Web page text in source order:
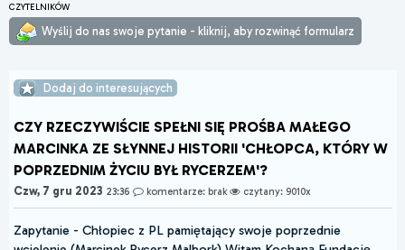
CZYTELNIKÓW
Wyślij do nas swoje pytanie - kliknij, aby rozwinąć formularz
Dodaj do interesujących
CZY RZECZYWIŚCIE SPEŁNI SIĘ PROŚBA MAŁEGO
MARCINKA ZE SŁYNNEJ HISTORII 'CHŁOPCA, KTÓRY W
POPRZEDNIM ŻYCIU BYŁ RYCERZEM'?
Czw, 7 gru 2023 23:36 komentarze: brak czytany: 9010x
Zapytanie - Chłopiec z PL pamiętający swoje poprzednie